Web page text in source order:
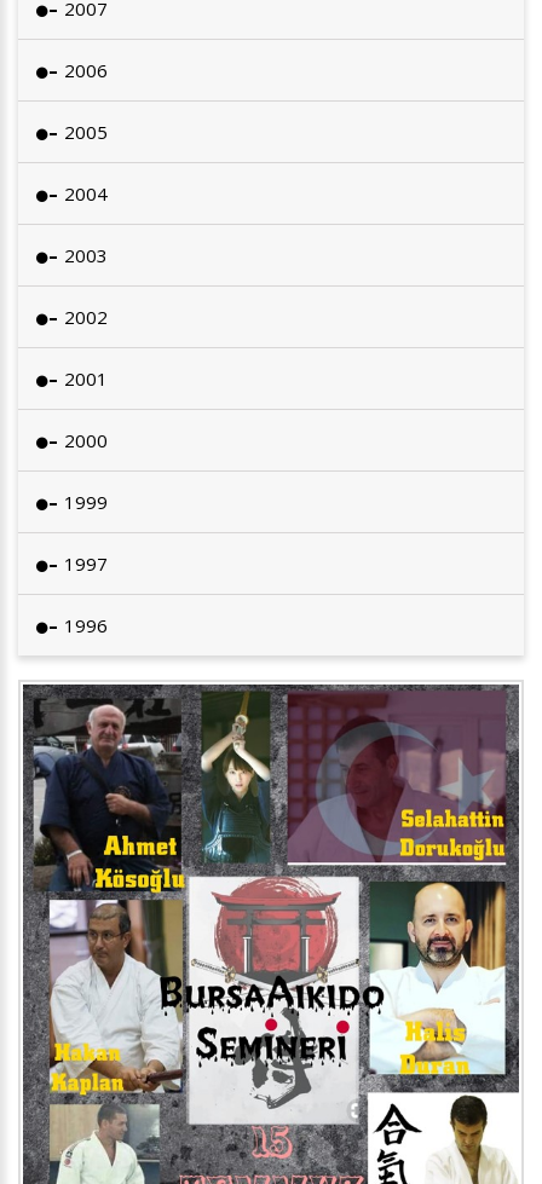
2007
2006
2005
2004
2003
2002
2001
2000
1999
1997
1996